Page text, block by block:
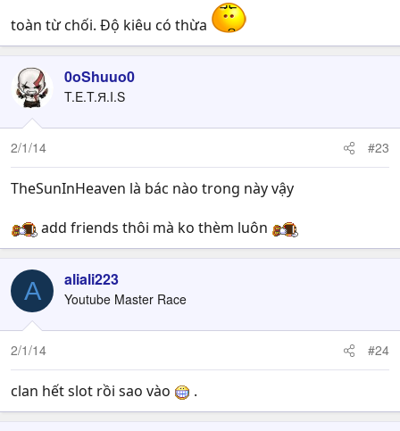
toàn từ chối. Độ kiêu có thừa
0oShuuo0
T.E.T.Я.I.S
2/1/14 #23
TheSunInHeaven là bác nào trong này vậy
add friends thôi mà ko thèm luôn
A aliali223
Youtube Master Race
2/1/14 #24
clan hết slot rồi sao vào .